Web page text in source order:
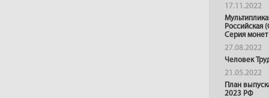
17.11.2022
Российская
Серия монет
27.08.2022
Человек
21.05.2022
План
2023 РФ